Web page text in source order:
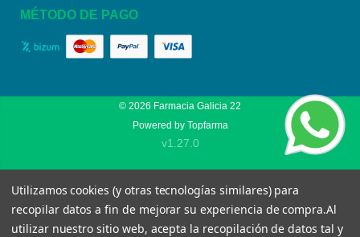
MÉTODO DE PAGO
© 2026 Farmacia Galicia 22
Powered by Topfarma
v1.27.0
Utilizamos cookies (y otras tecnologías similares) para
recopilar datos a fin de mejorar su experiencia de compra.Al
utilizar nuestro sitio web, acepta la recopilación de datos tal y